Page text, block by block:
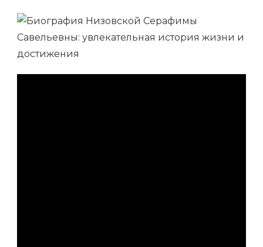
НИЗОВСКОЙ
САВЕЛЬЕВНЫ
ИСТОРИЯ